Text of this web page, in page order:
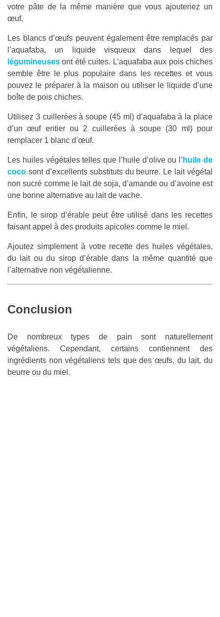
votre pâte de la même manière que vous ajouteriez un
œuf.
Les blancs d’œufs peuvent également être remplacés par
l’aquafaba, un liquide visqueux dans lequel des
légumineuses ont été cuites. L’aquafaba aux pois chiches
semble être le plus populaire dans les recettes et vous
pouvez le préparer à la maison ou utiliser le liquide d’une
boîte de pois chiches.
Utilisez 3 cuillerées à soupe (45 ml) d’aquafaba à la place
d’un œuf entier ou 2 cuillerées à soupe (30 ml) pour
remplacer 1 blanc d’œuf.
Les huiles végétales telles que l’huile d’olive ou l’ huile de
coco sont d’excellents substituts du beurre. Le lait végétal
non sucré comme le lait de soja, d’amande ou d’avoine est
une bonne alternative au lait de vache.
Enfin, le sirop d’érable peut être utilisé dans les recettes
faisant appel à des produits apicoles comme le miel.
Ajoutez simplement à votre recette des huiles végétales,
du lait ou du sirop d’érable dans la même quantité que
l’alternative non végétalienne.
Conclusion
De nombreux types de pain sont naturellement
végétaliens. Cependant, certains contiennent des
ingrédients non végétaliens tels que des œufs, du lait, du
beurre ou du miel.